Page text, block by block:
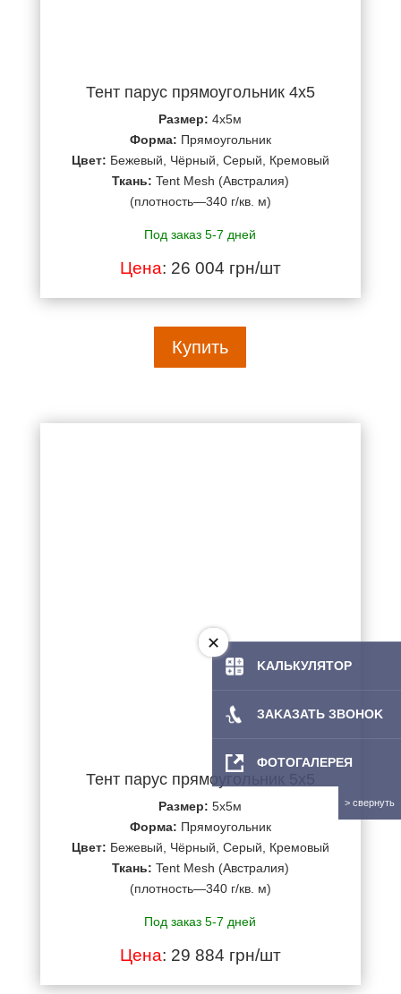
Тент парус прямоугольник 4х5
Размер: 4х5м
Форма: Прямоугольник
Цвет: Бежевый, Чёрный, Серый, Кремовый
Ткань: Tent Mesh (Австралия)
(плотность—340 г/кв. м)
Под заказ 5-7 дней
Цена: 26 004 грн/шт
Купить
Тент парус прямоугольник 5х5
Размер: 5х5м
Форма: Прямоугольник
Цвет: Бежевый, Чёрный, Серый, Кремовый
Ткань: Tent Mesh (Австралия)
(плотность—340 г/кв. м)
Под заказ 5-7 дней
Цена: 29 884 грн/шт
KAЛЬКУЛЯТOP
ЗAKAЗATЬ ЗBOHOK
ФОТОГАЛЕРЕЯ